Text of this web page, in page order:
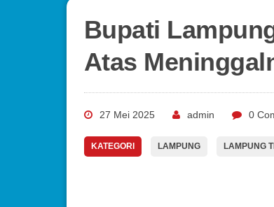
Bupati
Atas
27 Mei 2025 admin 0
KATEGORI LAMPUNG LAMPUNG